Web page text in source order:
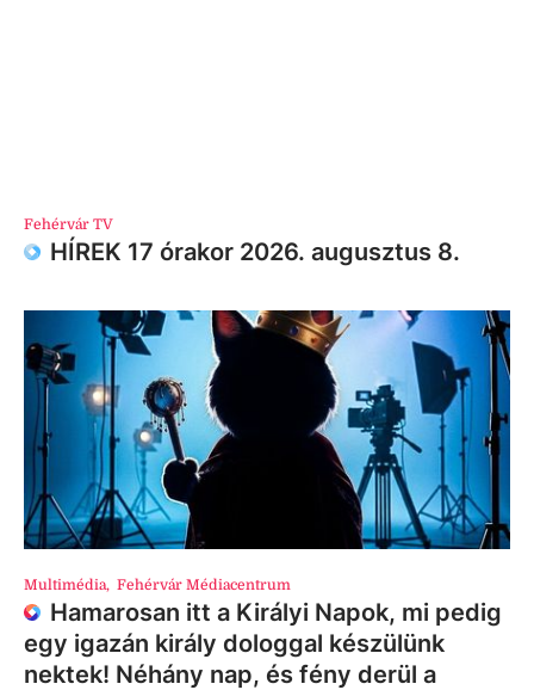
Fehérvár TV
HÍREK 17 órakor 2026. augusztus 8.
Multimédia, Fehérvár Médiacentrum
Hamarosan itt a Királyi Napok, mi pedig
egy igazán király dologgal készülünk
nektek! Néhány nap, és fény derül a